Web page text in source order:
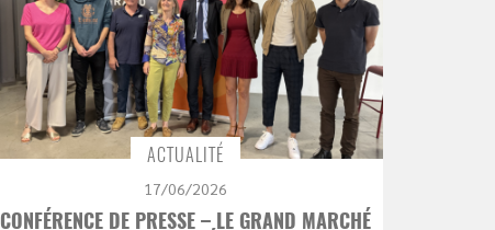
ACTUALITÉ
17/06/2026
CONFÉRENCE DE PRESSE – LE GRAND MARCHÉ